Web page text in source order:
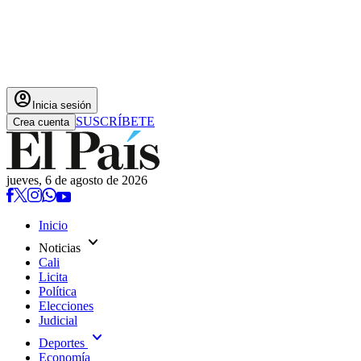
account_circle Inicia sesión
Crea cuenta SUSCRÍBETE
jueves, 6 de agosto de 2026
Inicio
Noticias expand_more
Cali
Licita
Política
Elecciones
Judicial
Deportes expand_more
Economía